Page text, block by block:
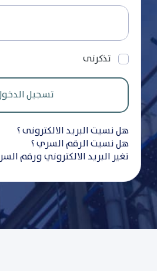
تذكرنى
هل نسيت البريد الالكترونى ؟
هل نسيت الرقم السري ؟
تغير البريد الالكتروني ورقم السر